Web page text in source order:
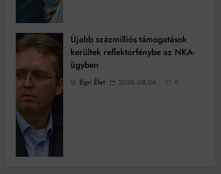
Újabb százmilliós támogatások
kerültek reflektorfénybe az NKA-
ügyben
Egri Élet 2026.08.06. 0